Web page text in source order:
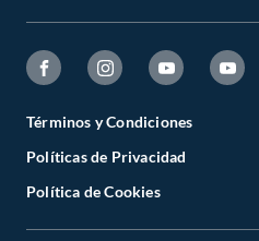
Términos y Condiciones
Políticas de Privacidad
Política de Cookies